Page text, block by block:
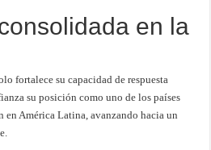
en la
fortalece su capacidad de respuesta
su posición como uno de los países
en América Latina, avanzando hacia un